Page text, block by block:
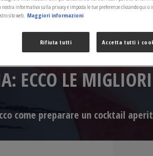
ECCO LE
come preparare un cocktail
informativa sulla privacy e imposta le tue preferenze cliccando qui o
sito web. Maggiori informazioni
Rifiuta tutti Accetta tutti i